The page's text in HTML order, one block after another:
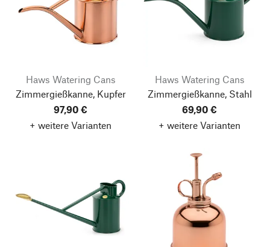
Haws Watering Cans
Zimmergießkanne, Kupfer
97,90 €
+ weitere Varianten
Haws Watering Cans
Zimmergießkanne, Stahl
69,90 €
+ weitere Varianten